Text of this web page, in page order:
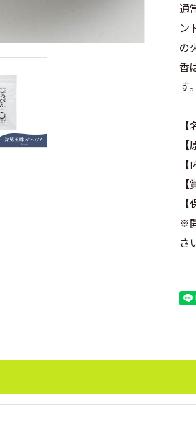
通
ン
の
香
す。
※
さ